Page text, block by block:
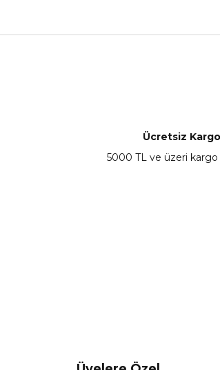
Ücretsiz Kargo
5000 TL ve üzeri kargo